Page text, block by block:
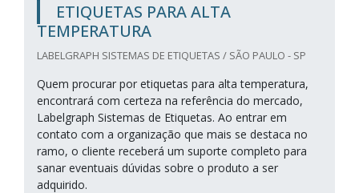
ETIQUETAS PARA ALTA
TEMPERATURA
LABELGRAPH SISTEMAS DE ETIQUETAS / SÃO PAULO - SP
Quem procurar por etiquetas para alta temperatura,
encontrará com certeza na referência do mercado,
Labelgraph Sistemas de Etiquetas. Ao entrar em
contato com a organização que mais se destaca no
ramo, o cliente receberá um suporte completo para
sanar eventuais dúvidas sobre o produto a ser
adquirido.